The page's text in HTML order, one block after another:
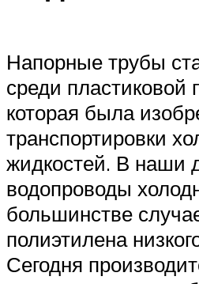
Напорные трубы
среди пластиковой
которая была
транспортировки
жидкостей. В наши
водопроводы
большинстве
полиэтилена
Сегодня